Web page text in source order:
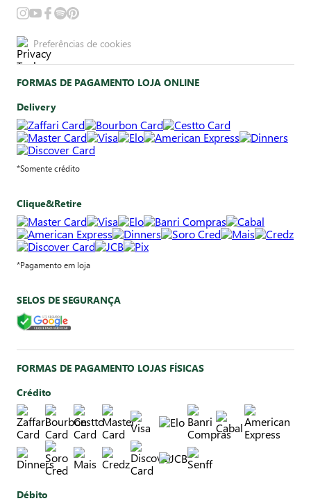
Preferências de cookies
FORMAS DE PAGAMENTO LOJA ONLINE
Delivery
*Somente crédito
Clique&Retire
*Pagamento em loja
SELOS DE SEGURANÇA
FORMAS DE PAGAMENTO LOJAS FÍSICAS
Crédito
Débito